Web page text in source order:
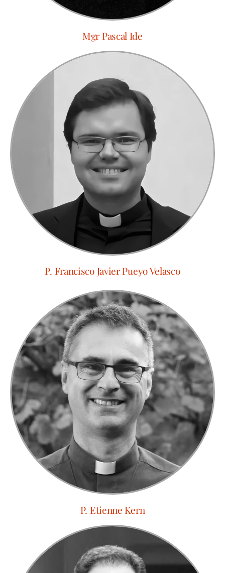
Mgr Pascal Ide
P. Francisco Javier Pueyo Velasco
P. Etienne Kern